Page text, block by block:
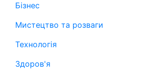
Бізнес
Мистецтво та розваги
Технологія
Здоров'я